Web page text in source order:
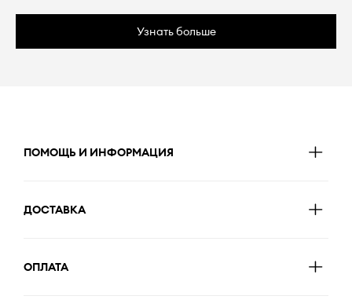
Узнать больше
ПОМОЩЬ И ИНФОРМАЦИЯ
ДОСТАВКА
ОПЛАТА